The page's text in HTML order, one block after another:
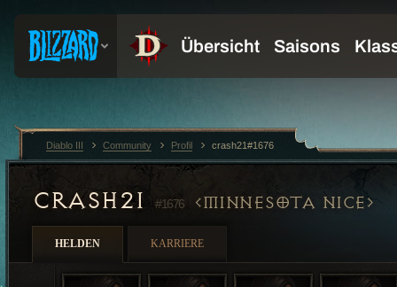
CRASH21 #1676 MINNESOTA NICE
HELDEN KARRIERE
Diablo III Community Profil crash21#1676